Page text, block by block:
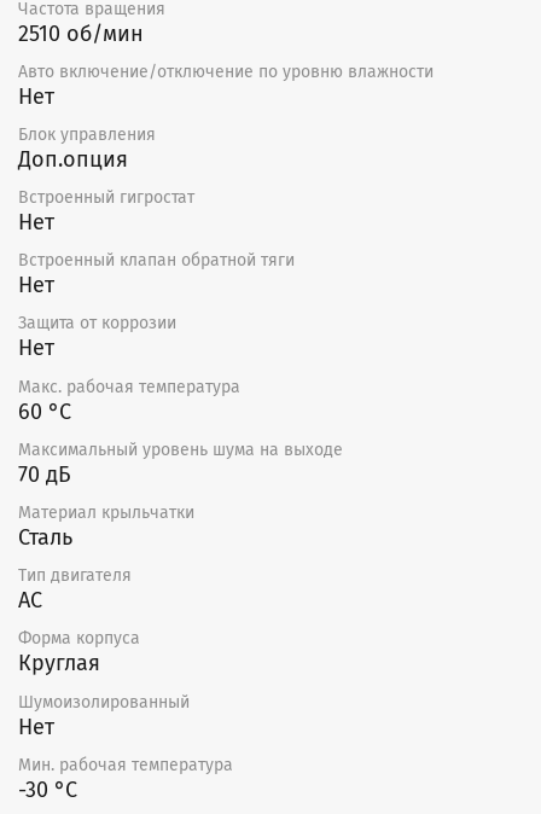
Частота вращения
2510 об/мин
Авто включение/отключение по уровню влажности
Нет
Блок управления
Доп.опция
Встроенный гигростат
Нет
Встроенный клапан обратной тяги
Нет
Защита от коррозии
Нет
Макс. рабочая температура
60 °С
Максимальный уровень шума на выходе
70 дБ
Материал крыльчатки
Сталь
Тип двигателя
AC
Форма корпуса
Круглая
Шумоизолированный
Нет
Мин. рабочая температура
-30 °С